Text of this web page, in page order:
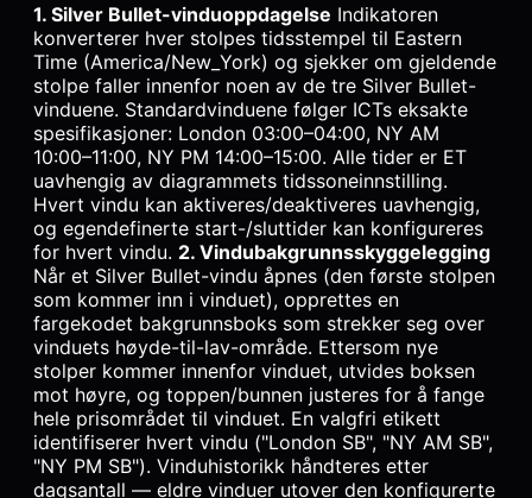
1. Silver Bullet-vinduoppdagelse Indikatoren
konverterer hver stolpes tidsstempel til Eastern
Time (America/New_York) og sjekker om gjeldende
stolpe faller innenfor noen av de tre Silver Bullet-
vinduene. Standardvinduene følger ICTs eksakte
spesifikasjoner: London 03:00–04:00, NY AM
10:00–11:00, NY PM 14:00–15:00. Alle tider er ET
uavhengig av diagrammets tidssoneinnstilling.
Hvert vindu kan aktiveres/deaktiveres uavhengig,
og egendefinerte start-/sluttider kan konfigureres
for hvert vindu. 2. Vindubakgrunnsskyggelegging
Når et Silver Bullet-vindu åpnes (den første stolpen
som kommer inn i vinduet), opprettes en
fargekodet bakgrunnsboks som strekker seg over
vinduets høyde-til-lav-område. Ettersom nye
stolper kommer innenfor vinduet, utvides boksen
mot høyre, og toppen/bunnen justeres for å fange
hele prisområdet til vinduet. En valgfri etikett
identifiserer hvert vindu ("London SB", "NY AM SB",
"NY PM SB"). Vinduhistorikk håndteres etter
dagsantall — eldre vinduer utover den konfigurerte